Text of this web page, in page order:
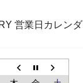
営業日カレンダ